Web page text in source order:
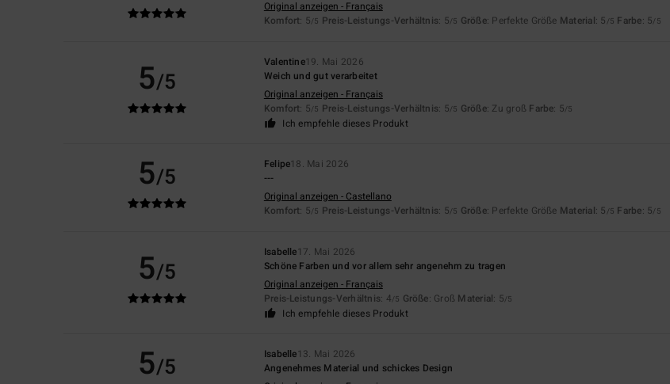
Original anzeigen - Français
Komfort: 5/5 Preis-Leistungs-Verhältnis: 5/5 Größe: Perfekte Größe Material: 5 /5 Farbe: 5/5
5/5
Valentine19. Mai 2026
Weich und gut verarbeitet
Original anzeigen - Français
Komfort: 5/5 Preis-Leistungs-Verhältnis: 5/5 Größe: Zu groß Farbe: 5/5
Ich empfehle dieses Produkt
5/5 Felipe18. Mai 2026
---
Original anzeigen - Castellano
Komfort: 5/5 Preis-Leistungs-Verhältnis: 5/5 Größe: Perfekte Größe Material: 5 /5 Farbe: 5/5
5/5
Isabelle17. Mai 2026
Schöne Farben und vor allem sehr angenehm zu tragen
Original anzeigen - Français
Preis-Leistungs-Verhältnis: 4/5 Größe: Groß Material: 5/5
Ich empfehle dieses Produkt
5/5 Isabelle13. Mai 2026
Angenehmes Material und schickes Design